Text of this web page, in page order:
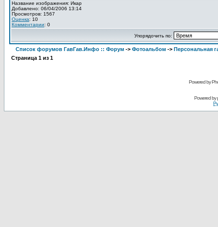
Название изображения: Икар
Добавлено: 06/04/2006 13:14
Просмотров: 1567
Оценка: 10
Комментарии: 0
Упорядочить по:
Список форумов ГавГав.Инфо :: Форум -> Фотоальбом -> Персональная
Страница 1 из 1
Powered by
Powered by